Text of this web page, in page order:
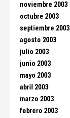
noviembre 2003
octubre 2003
septiembre 2003
agosto 2003
julio 2003
junio 2003
mayo 2003
abril 2003
marzo 2003
febrero 2003